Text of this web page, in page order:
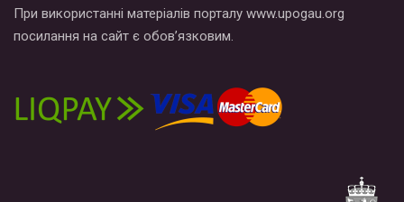
При використанні матеріалів порталу www.upogau.org
посилання на сайт є обов’язковим.